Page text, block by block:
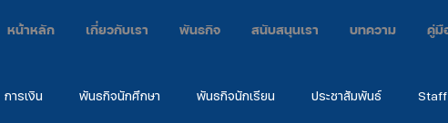
หน้าหลัก เกี่ยวกับเรา พันธกิจ สนับสนุนเรา บทความ คู่มื
การเงิน พันธกิจนักศึกษา พันธกิจนักเรียน ประชาสัมพันธ์ Staff